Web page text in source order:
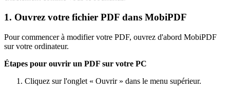
1. Ouvrez votre fichier PDF dans MobiPDF
Pour commencer à modifier votre PDF, ouvrez d'abord MobiPDF
sur votre ordinateur.
Étapes pour ouvrir un PDF sur votre PC
Cliquez sur l'onglet « Ouvrir » dans le menu supérieur.